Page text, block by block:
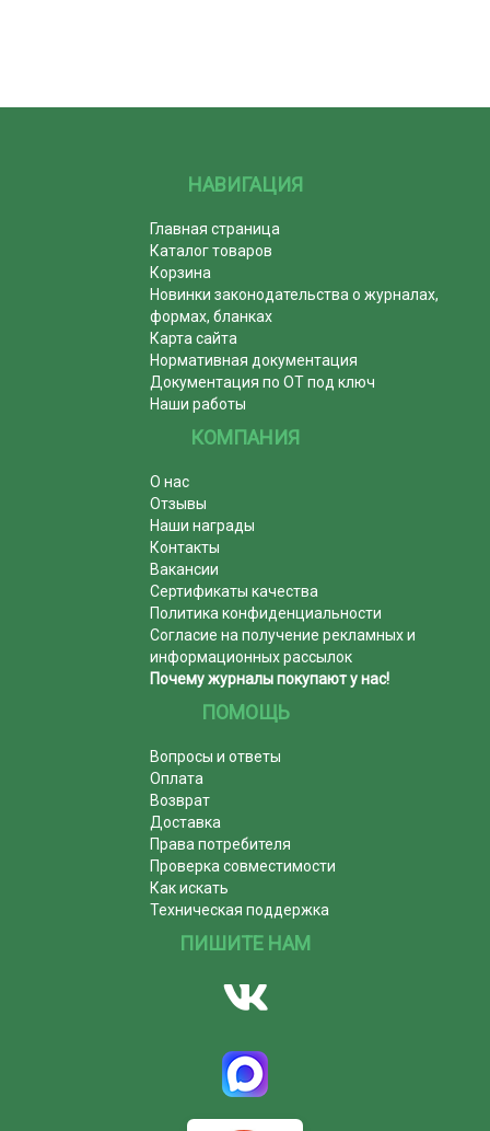
НАВИГАЦИЯ
Главная страница
Каталог товаров
Корзина
Новинки законодательства о журналах,
формах, бланках
Карта сайта
Нормативная документация
Документация по ОТ под ключ
Наши работы
КОМПАНИЯ
О нас
Отзывы
Наши награды
Контакты
Вакансии
Сертификаты качества
Политика конфиденциальности
Согласие на получение рекламных и
информационных рассылок
Почему журналы покупают у нас!
ПОМОЩЬ
Вопросы и ответы
Оплата
Возврат
Доставка
Права потребителя
Проверка совместимости
Как искать
Техническая поддержка
ПИШИТЕ НАМ